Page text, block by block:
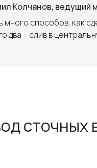
Колчанов, ведущий
много способов, как
два – слив в
сточных